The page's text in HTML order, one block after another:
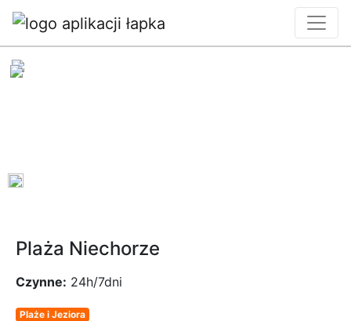
Plaża Niechorze
Czynne: 24h/7dni
Plaże i Jeziora